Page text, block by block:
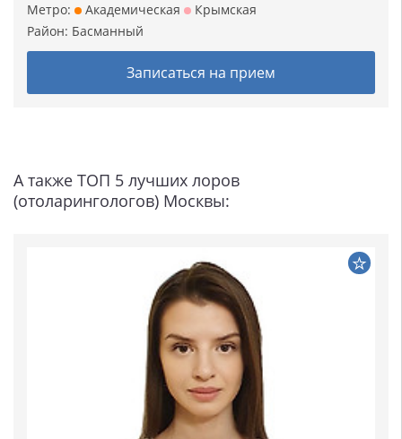
Метро:
Академическая
Крымская
Район: Басманный
Записаться на прием
А также ТОП 5 лучших лоров
(отоларингологов) Москвы: